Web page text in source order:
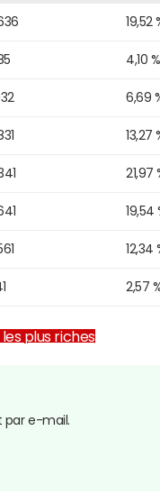
19,52
4,10 %
6,69
13,27
21,97
19,54
12,34
2,57
les plus riches
e-mail.